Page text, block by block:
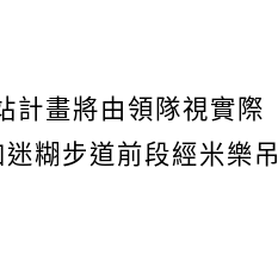
計畫將由領隊視實際
糊步道前段經米樂吊